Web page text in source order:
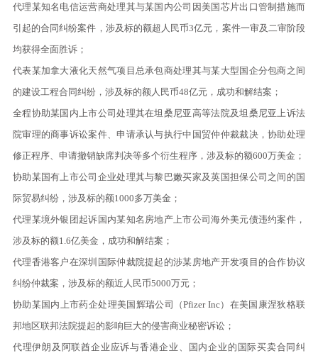
代理某知名电信运营商处理其与某国内公司因美国芯片出口管制措施而
引起的合同纠纷案件，涉及标的额超人民币3亿元，案件一审及二审阶段
均获得全面胜诉；
代表某加拿大液化天然气项目总承包商处理其与某大型国企分包商之间
的建设工程合同纠纷，涉及标的额人民币48亿元，成功和解结案 ；
全程协助某国内上市公司处理其在坦桑尼亚高等法院及坦桑尼亚上诉法
院审理的商事诉讼案件、申请承认与执行中国贸仲仲裁裁决，协助处理
修正程序、申请撤销缺席判决等多个衍生程序，涉及标的额600万美金 ；
协助某国有上市公司企业处理其与黎巴嫩买家及英国担保公司之间的国
际贸易纠纷，涉及标的额1000多万美金 ；
代理某境外银团起诉国内某知名房地产上市公司海外美元债违约案件，
涉及标的额1.6亿美金，成功和解结案 ；
代理香港客户在深圳国际仲裁院提起的涉某房地产开发项目的合作协议
纠纷仲裁案，涉及标的额近人民币5000万元；
协助某国内上市药企处理美国辉瑞公司（Pfizer Inc）在美国康涅狄格联
邦地区联邦法院提起的影响巨大的侵害商业秘密诉讼；
代理伊朗及阿联酋企业应诉与香港企业、国内企业的国际买卖合同纠